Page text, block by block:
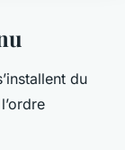
du